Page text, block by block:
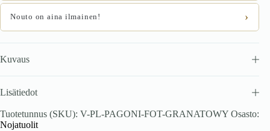
Nouto on aina ilmainen! ›
Kuvaus
Lisätiedot
Tuotetunnus (SKU): V-PL-PAGONI-FOT-GRANATOWY Osasto:
Nojatuolit